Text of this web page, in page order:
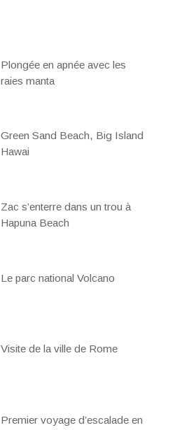
Plongée en apnée avec les
raies manta
Green Sand Beach, Big Island
Hawai
Zac s’enterre dans un trou à
Hapuna Beach
Le parc national Volcano
Visite de la ville de Rome
Premier voyage d’escalade en